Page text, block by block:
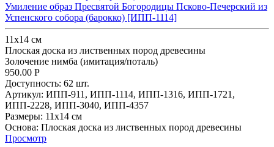
Умиление образ Пресвятой Богородицы Псково-Печерский из
Успенского собора (барокко) [ИПП-1114]
11х14 см
Плоская доска из лиственных пород древесины
Золочение нимба (имитация/поталь)
950.00 Р
Доступность: 62 шт.
Артикул: ИПП-911, ИПП-1114, ИПП-1316, ИПП-1721,
ИПП-2228, ИПП-3040, ИПП-4357
Размеры: 11х14 см
Основа: Плоская доска из лиственных пород древесины
Просмотр